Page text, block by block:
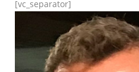
[vc_separator]